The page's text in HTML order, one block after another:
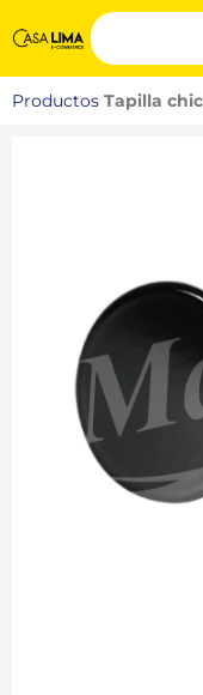
Productos Tapilla